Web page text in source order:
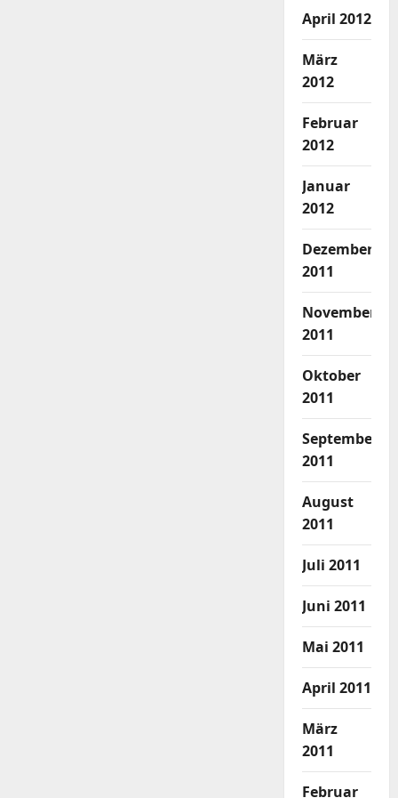
April 2012
März
2012
Februar
2012
Januar
2012
Dezember
2011
November
2011
Oktober
2011
September
2011
August
2011
Juli 2011
Juni 2011
Mai 2011
April 2011
März
2011
Februar